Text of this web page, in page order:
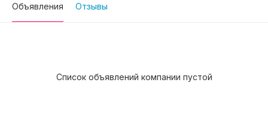
Объявления Отзывы
Список объявлений компании пустой